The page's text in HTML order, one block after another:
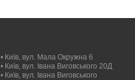
• Київ, вул. Мала Окружна 6
• Київ, вул. Івана Виговського 20Д
• Київ, вул. Івана Виговського